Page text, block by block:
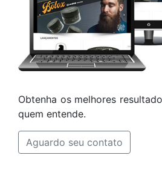
Obtenha os melhores
quem entende.
Aguardo seu contato